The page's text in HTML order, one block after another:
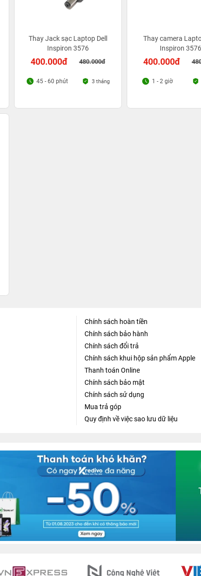
Thay Jack sạc Laptop Dell
Inspiron 3576
400.000đ 480.000đ
45 - 60 phút 3 tháng
Thay camera
Inspiron 3576
400.000đ
1 - 2 giờ
Chính sách hoàn tiền
Chính sách bảo hành
Chính sách đổi trả
Chính sách khui hộp sản phẩm Apple
Thanh toán Online
Chính sách bảo mật
Chính sách sử dụng
Mua trả góp
Quy định về việc sao lưu dữ liệu